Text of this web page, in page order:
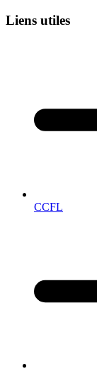
Liens utiles
CCFL